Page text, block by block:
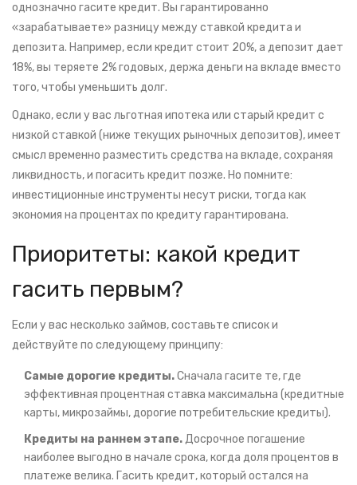
однозначно гасите кредит. Вы гарантированно
«зарабатываете» разницу между ставкой кредита и
депозита. Например, если кредит стоит 20%, а депозит дает
18%, вы теряете 2% годовых, держа деньги на вкладе вместо
того, чтобы уменьшить долг.
Однако, если у вас льготная ипотека или старый кредит с
низкой ставкой (ниже текущих рыночных депозитов), имеет
смысл временно разместить средства на вкладе, сохраняя
ликвидность, и погасить кредит позже. Но помните:
инвестиционные инструменты несут риски, тогда как
экономия на процентах по кредиту гарантирована.
Приоритеты: какой кредит
гасить первым?
Если у вас несколько займов, составьте список и
действуйте по следующему принципу:
Самые дорогие кредиты.Сначала гасите те, где
эффективная процентная ставка максимальна (кредитные
карты, микрозаймы, дорогие потребительские кредиты).
Кредиты на раннем этапе.Досрочное погашение
наиболее выгодно в начале срока, когда доля процентов в
платеже велика. Гасить кредит, который остался на